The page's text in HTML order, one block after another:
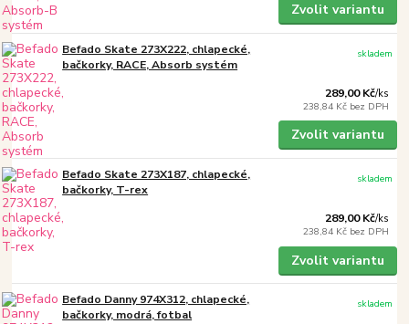
Zvolit variantu
Befado Skate 273X222, chlapecké,
bačkorky, RACE, Absorb systém
289,00 Kč/ks
238,84 Kč bez DPH
skladem
Zvolit variantu
Befado Skate 273X187, chlapecké,
bačkorky, T-rex
289,00 Kč/ks
238,84 Kč bez DPH
skladem
Zvolit variantu
Befado Danny 974X312, chlapecké,
bačkorky, modrá, fotbal
skladem